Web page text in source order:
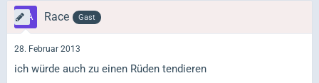
Race Gast
28. Februar 2013
ich würde auch zu einen Rüden tendieren